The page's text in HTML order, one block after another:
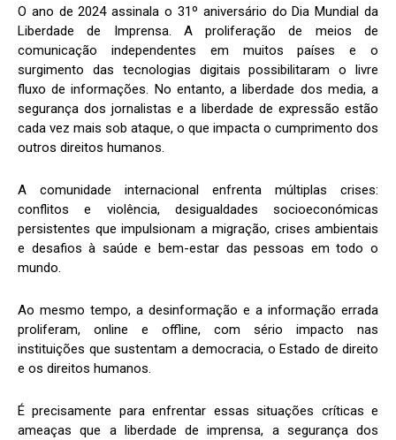
O ano de 2024 assinala o 31º aniversário do Dia Mundial da
Liberdade de Imprensa. A proliferação de meios de
comunicação independentes em muitos países e o
surgimento das tecnologias digitais possibilitaram o livre
fluxo de informações. No entanto, a liberdade dos media, a
segurança dos jornalistas e a liberdade de expressão estão
cada vez mais sob ataque, o que impacta o cumprimento dos
outros direitos humanos.
A comunidade internacional enfrenta múltiplas crises:
conflitos e violência, desigualdades socioeconómicas
persistentes que impulsionam a migração, crises ambientais
e desafios à saúde e bem-estar das pessoas em todo o
mundo.
Ao mesmo tempo, a desinformação e a informação errada
proliferam, online e offline, com sério impacto nas
instituições que sustentam a democracia, o Estado de direito
e os direitos humanos.
É precisamente para enfrentar essas situações críticas e
ameaças que a liberdade de imprensa, a segurança dos